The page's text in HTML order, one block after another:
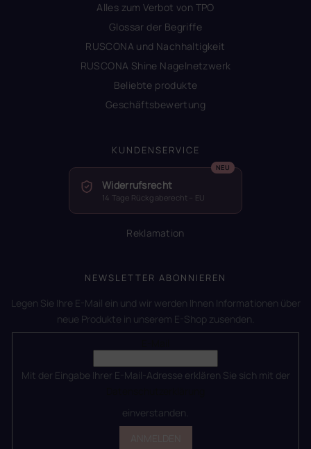
Alles zum Verbot von TPO
Glossar der Begriffe
RUSCONA und Nachhaltigkeit
RUSCONA Shine Nagelnetzwerk
Beliebte produkte
Geschäftsbewertung
KUNDENSERVICE
Widerrufsrecht
14 Tage Rückgaberecht – EU
Reklamation
NEWSLETTER ABONNIEREN
Legen Sie Ihre E-Mail ein und wir werden Ihnen Informationen über
neue Produkte in unserem E-Shop zusenden.
Mit der Eingabe Ihrer E-Mail-Adresse erklären Sie sich mit der
einverstanden.